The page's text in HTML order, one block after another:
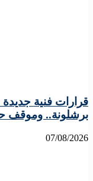
قرارات فنية
برشلونة.. وموقف
07/08/2026